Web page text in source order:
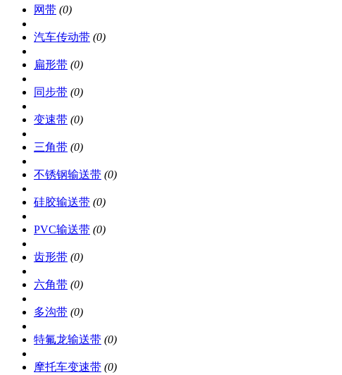
网带 (0)
汽车传动带 (0)
扁形带 (0)
同步带 (0)
变速带 (0)
三角带 (0)
不锈钢输送带 (0)
硅胶输送带 (0)
PVC输送带 (0)
齿形带 (0)
六角带 (0)
多沟带 (0)
特氟龙输送带 (0)
摩托车变速带 (0)